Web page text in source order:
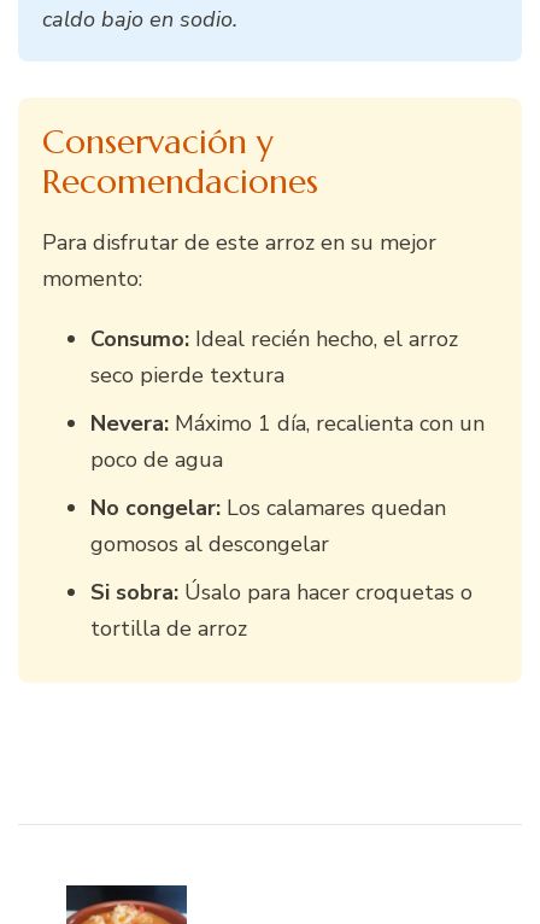
caldo bajo en sodio.
Conservación y
Recomendaciones
Para disfrutar de este arroz en su mejor
momento:
Consumo: Ideal recién hecho, el arroz
seco pierde textura
Nevera: Máximo 1 día, recalienta con un
poco de agua
No congelar: Los calamares quedan
gomosos al descongelar
Si sobra: Úsalo para hacer croquetas o
tortilla de arroz